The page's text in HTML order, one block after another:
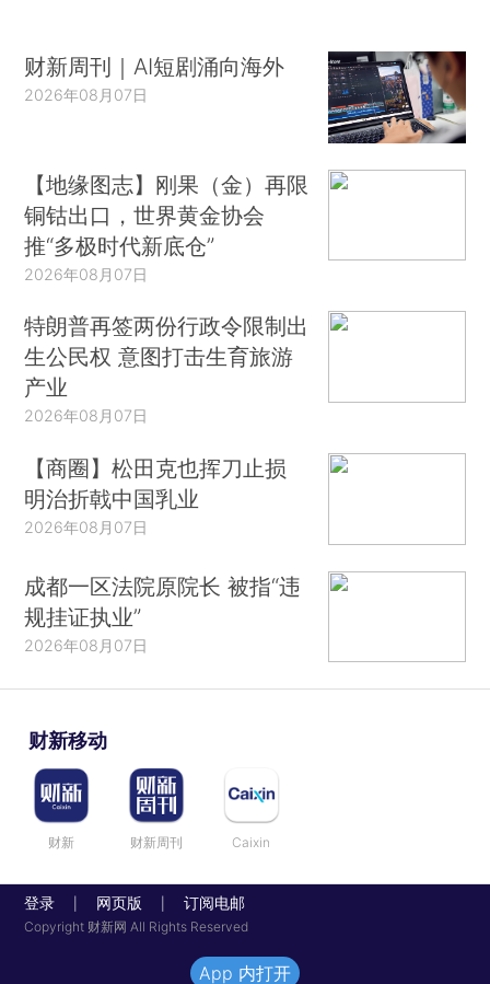
财新周刊｜AI短剧涌向海外
2026年08月07日
【地缘图志】刚果（金）再限
铜钴出口，世界黄金协会
推“多极时代新底仓”
2026年08月07日
特朗普再签两份行政令限制出
生公民权 意图打击生育旅游
产业
2026年08月07日
【商圈】松田克也挥刀止损
明治折戟中国乳业
2026年08月07日
成都一区法院原院长 被指“违
规挂证执业”
2026年08月07日
财新移动
财新 财新周刊 Caixin
登录 网页版 订阅电邮
Copyright 财新网 All Rights Reserved
App 内打开